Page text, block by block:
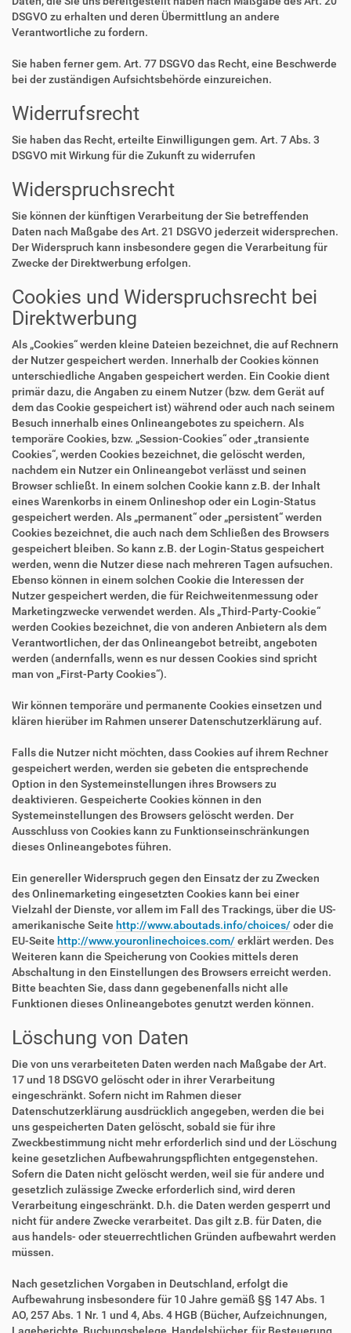
DSGVO zu erhalten und deren Übermittlung an andere
Verantwortliche zu fordern.
Sie haben ferner gem. Art. 77 DSGVO das Recht, eine Beschwerde
bei der zuständigen Aufsichtsbehörde einzureichen.
Widerrufsrecht
Sie haben das Recht, erteilte Einwilligungen gem. Art. 7 Abs. 3
DSGVO mit Wirkung für die Zukunft zu widerrufen
Widerspruchsrecht
Sie können der künftigen Verarbeitung der Sie betreffenden
Daten nach Maßgabe des Art. 21 DSGVO jederzeit widersprechen.
Der Widerspruch kann insbesondere gegen die Verarbeitung für
Zwecke der Direktwerbung erfolgen.
Cookies und Widerspruchsrecht bei
Direktwerbung
Als „Cookies“ werden kleine Dateien bezeichnet, die auf Rechnern
der Nutzer gespeichert werden. Innerhalb der Cookies können
unterschiedliche Angaben gespeichert werden. Ein Cookie dient
primär dazu, die Angaben zu einem Nutzer (bzw. dem Gerät auf
dem das Cookie gespeichert ist) während oder auch nach seinem
Besuch innerhalb eines Onlineangebotes zu speichern. Als
temporäre Cookies, bzw. „Session-Cookies“ oder „transiente
Cookies“, werden Cookies bezeichnet, die gelöscht werden,
nachdem ein Nutzer ein Onlineangebot verlässt und seinen
Browser schließt. In einem solchen Cookie kann z.B. der Inhalt
eines Warenkorbs in einem Onlineshop oder ein Login-Status
gespeichert werden. Als „permanent“ oder „persistent“ werden
Cookies bezeichnet, die auch nach dem Schließen des Browsers
gespeichert bleiben. So kann z.B. der Login-Status gespeichert
werden, wenn die Nutzer diese nach mehreren Tagen aufsuchen.
Ebenso können in einem solchen Cookie die Interessen der
Nutzer gespeichert werden, die für Reichweitenmessung oder
Marketingzwecke verwendet werden. Als „Third-Party-Cookie“
werden Cookies bezeichnet, die von anderen Anbietern als dem
Verantwortlichen, der das Onlineangebot betreibt, angeboten
werden (andernfalls, wenn es nur dessen Cookies sind spricht
man von „First-Party Cookies“).
Wir können temporäre und permanente Cookies einsetzen und
klären hierüber im Rahmen unserer Datenschutzerklärung auf.
Falls die Nutzer nicht möchten, dass Cookies auf ihrem Rechner
gespeichert werden, werden sie gebeten die entsprechende
Option in den Systemeinstellungen ihres Browsers zu
deaktivieren. Gespeicherte Cookies können in den
Systemeinstellungen des Browsers gelöscht werden. Der
Ausschluss von Cookies kann zu Funktionseinschränkungen
dieses Onlineangebotes führen.
Ein genereller Widerspruch gegen den Einsatz der zu Zwecken
des Onlinemarketing eingesetzten Cookies kann bei einer
Vielzahl der Dienste, vor allem im Fall des Trackings, über die US-
amerikanische Seite http://www.aboutads.info/choices/ oder die
EU-Seite http://www.youronlinechoices.com/ erklärt werden. Des
Weiteren kann die Speicherung von Cookies mittels deren
Abschaltung in den Einstellungen des Browsers erreicht werden.
Bitte beachten Sie, dass dann gegebenenfalls nicht alle
Funktionen dieses Onlineangebotes genutzt werden können.
Löschung von Daten
Die von uns verarbeiteten Daten werden nach Maßgabe der Art.
17 und 18 DSGVO gelöscht oder in ihrer Verarbeitung
eingeschränkt. Sofern nicht im Rahmen dieser
Datenschutzerklärung ausdrücklich angegeben, werden die bei
uns gespeicherten Daten gelöscht, sobald sie für ihre
Zweckbestimmung nicht mehr erforderlich sind und der Löschung
keine gesetzlichen Aufbewahrungspflichten entgegenstehen.
Sofern die Daten nicht gelöscht werden, weil sie für andere und
gesetzlich zulässige Zwecke erforderlich sind, wird deren
Verarbeitung eingeschränkt. D.h. die Daten werden gesperrt und
nicht für andere Zwecke verarbeitet. Das gilt z.B. für Daten, die
aus handels- oder steuerrechtlichen Gründen aufbewahrt werden
müssen.
Nach gesetzlichen Vorgaben in Deutschland, erfolgt die
Aufbewahrung insbesondere für 10 Jahre gemäß §§ 147 Abs. 1
AO, 257 Abs. 1 Nr. 1 und 4, Abs. 4 HGB (Bücher, Aufzeichnungen,